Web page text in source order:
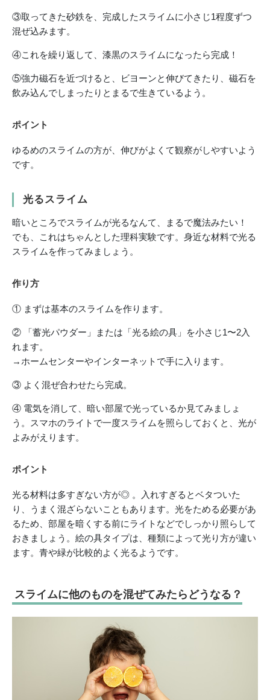
③取ってきた砂鉄を、完成したスライムに小さじ1程度ずつ
混ぜ込みます。
④これを繰り返して、漆黒のスライムになったら完成！
⑤強力磁石を近づけると、ビヨーンと伸びてきたり、磁石を
飲み込んでしまったりとまるで生きているよう。
ポイント
ゆるめのスライムの方が、伸びがよくて観察がしやすいよう
です。
光るスライム
暗いところでスライムが光るなんて、まるで魔法みたい！
でも、これはちゃんとした理科実験です。身近な材料で光る
スライムを作ってみましょう。
作り方
① まずは基本のスライムを作ります。
② 「蓄光パウダー」または「光る絵の具」を小さじ1〜2入
れます。
→ホームセンターやインターネットで手に入ります。
③ よく混ぜ合わせたら完成。
④ 電気を消して、暗い部屋で光っているか見てみましょ
う。スマホのライトで一度スライムを照らしておくと、光が
よみがえります。
ポイント
光る材料は多すぎない方が◎ 。入れすぎるとベタついた
り、うまく混ざらないこともあります。光をためる必要があ
るため、部屋を暗くする前にライトなどでしっかり照らして
おきましょう。絵の具タイプは、種類によって光り方が違い
ます。青や緑が比較的よく光るようです。
スライムに他のものを混ぜてみたらどうなる？